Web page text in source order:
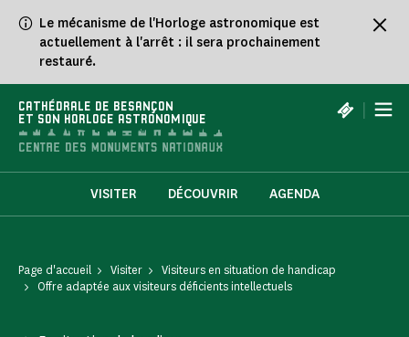
Le mécanisme de l'Horloge astronomique est
actuellement à l'arrêt : il sera prochainement
restauré.
CATHÉDRALE DE BESANÇON
ET SON HORLOGE ASTRONOMIQUE
|
VISITER DÉCOUVRIR AGENDA
Page d'accueil Visiter
Visiteurs en situation de handicap
Offre adaptée aux visiteurs déficients intellectuels